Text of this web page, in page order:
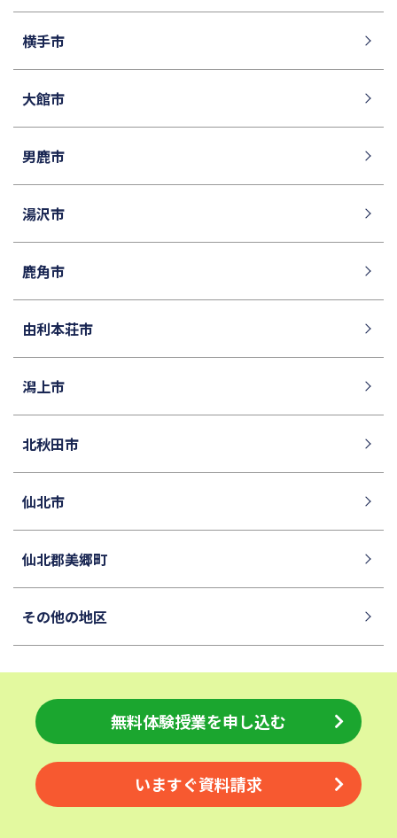
田園調布学園中等部
城北中学校
品川女子学院中等部
土佐中学校
江戸川学園取手中学校
山脇学園中学校
恵泉女学園中学校
中央大学附属中学校
桐蔭学園中等教育学校
大阪桐蔭中学校
国府台女子学院中学部
平塚中等教育学校
獨協中学校
昌平中学校
成城中学校
青稜中学校
細田学園中学校
帝京大学中学校
同志社香里中学校
城北埼玉中学校
日本大学中学校
麗澤中学校
関東学院中学校
帝塚山学院中学校
成蹊中学校
かえつ有明中学校
浦和ルーテル学院中学校
昭和学院中学校
東京女学館中学校
鎌倉女学院中学校
カリタス女子中学校
横手市
大館市
男鹿市
湯沢市
鹿角市
由利本荘市
潟上市
北秋田市
仙北市
仙北郡美郷町
その他の地区
無料体験授業を申し込む
いますぐ資料請求